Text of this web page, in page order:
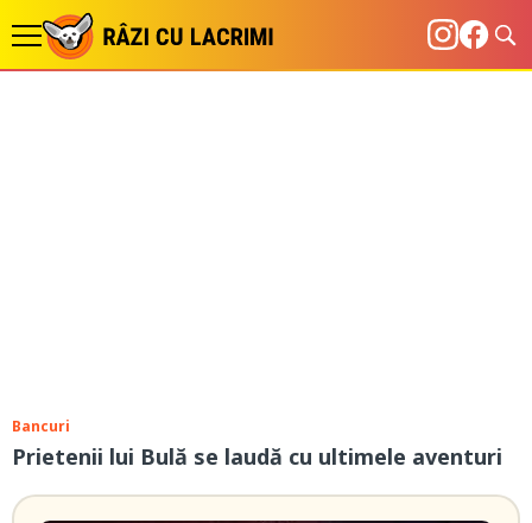
Bancuri
Prietenii lui Bulă se laudă cu ultimele aventuri